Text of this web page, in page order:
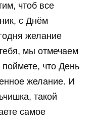
чтоб все
с Днём
желание
мы отмечаем
что День
желание. И
такой
самое